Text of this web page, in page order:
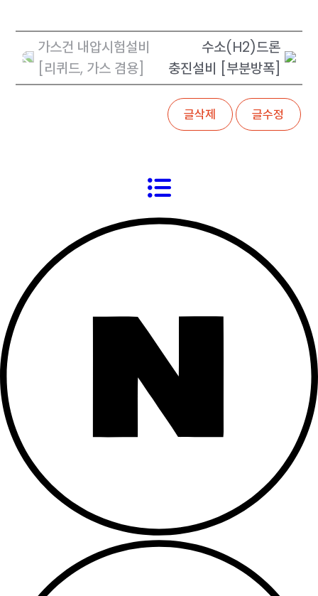
가스건 내압시험설비
[리퀴드, 가스 겸용]
수소(H2)드론
충진설비 [부분방폭]
글수정
글삭제